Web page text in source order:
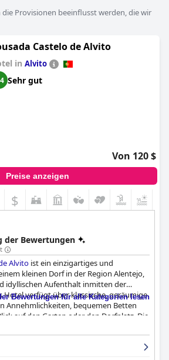
die Provisionen beeinflusst werden, die wir
Castelo de Alvito
in Alvito
Sehr gut
Von 120 $
Preise anzeigen
$
der Bewertungen
Alvito ist ein einzigartiges und
kleinen Dorf in der Region Alentejo,
idyllischen Aufenthalt inmitten der
Hotel verfügt über klassische, geräumige
Annehmlichkeiten, bequemen Betten
auf den Garten oder den Dorfplatz. Die
ein hervorragendes und beruhigendes
erholsamen Aufenthalt. Das
hilfsbereit und zuvorkommend und tut
Bewertungen für alle Kategorien lesen